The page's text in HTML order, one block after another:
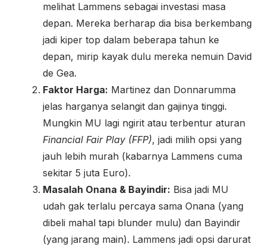
melihat Lammens sebagai investasi masa
depan. Mereka berharap dia bisa berkembang
jadi kiper top dalam beberapa tahun ke
depan, mirip kayak dulu mereka nemuin David
de Gea.
Faktor Harga: Martinez dan Donnarumma
jelas harganya selangit dan gajinya tinggi.
Mungkin MU lagi ngirit atau terbentur aturan
Financial Fair Play (FFP), jadi milih opsi yang
jauh lebih murah (kabarnya Lammens cuma
sekitar 5 juta Euro).
Masalah Onana & Bayindir: Bisa jadi MU
udah gak terlalu percaya sama Onana (yang
dibeli mahal tapi blunder mulu) dan Bayindir
(yang jarang main). Lammens jadi opsi darurat